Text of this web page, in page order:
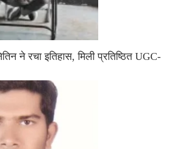
ने रचा इतिहास, मिली प्रतिष्ठित UGC-